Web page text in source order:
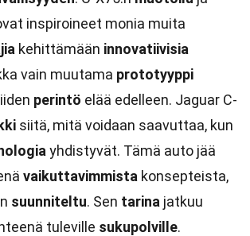
inspiroineet monia muita
kehittämään innovatiivisia
vain muutama prototyyppi
perintö elää edelleen. Jaguar C-
siitä, mitä voidaan saavuttaa, kun
yhdistyvät. Tämä auto jää
vaikuttavimmista konsepteista,
suunniteltu. Sen tarina jatkuu
tuleville sukupolville.